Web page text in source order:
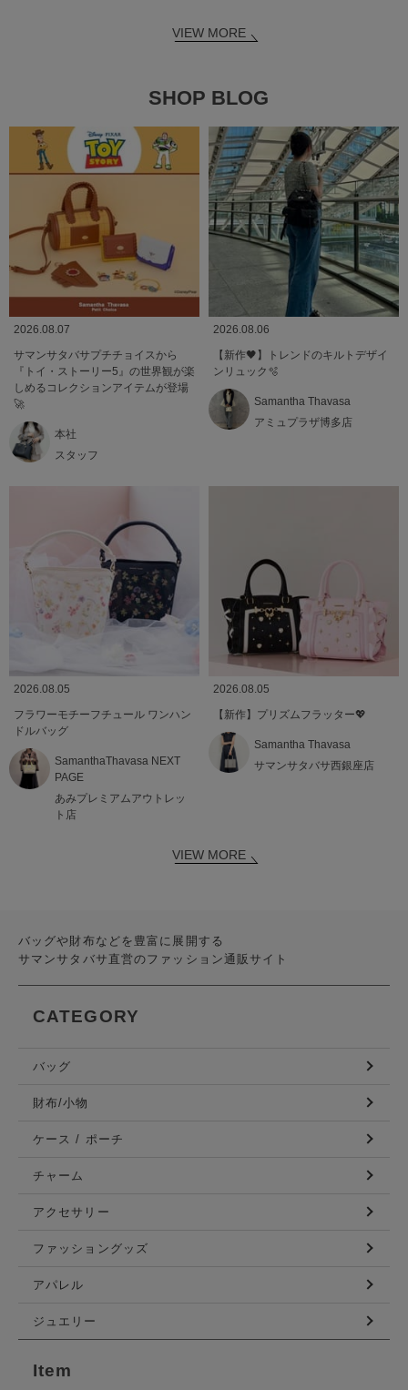
VIEW MORE
SHOP BLOG
2026.08.07
サマンサタバサプチチョイスから
『トイ・ストーリー5』の世界観が楽
しめるコレクションアイテムが登場
🚀
本社
スタッフ
2026.08.06
【新作🖤】トレンドのキルトデザイ
ンリュック🫧
Samantha Thavasa
アミュプラザ博多店
2026.08.05
フラワーモチーフチュール ワンハン
ドルバッグ
SamanthaThavasa NEXT
PAGE
あみプレミアムアウトレッ
ト店
2026.08.05
【新作】プリズムフラッター💖
Samantha Thavasa
サマンサタバサ西銀座店
VIEW MORE
バッグや財布などを豊富に展開する
サマンサタバサ直営のファッション通販サイト
CATEGORY
バッグ
財布/小物
ケース / ポーチ
チャーム
アクセサリー
ファッショングッズ
アパレル
ジュエリー
Item